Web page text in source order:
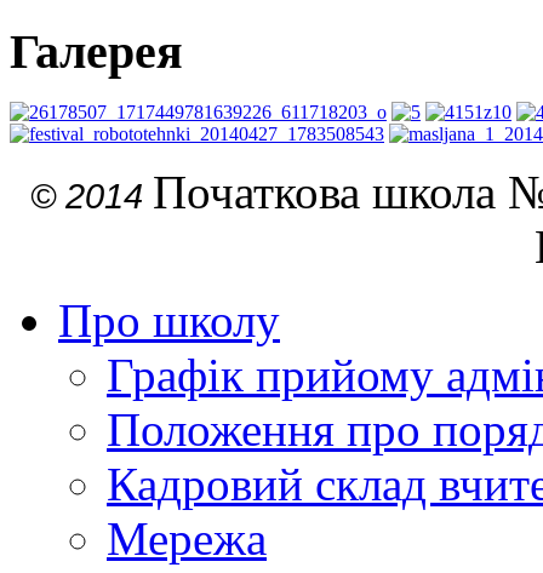
Галерея
© 2014 Початкова школа
Про школу
Графік прийому
Положення про
Кадровий склад
Мережа